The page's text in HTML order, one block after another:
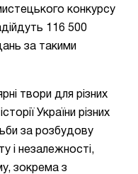
конкурсу
116 500
за такими
твори для різних
України різних
за розбудову
і незалежності,
зокрема з